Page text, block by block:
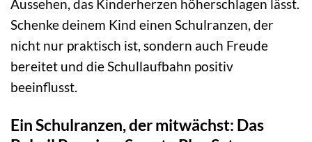
Aussehen, das Kinderherzen höherschlagen lässt.
Schenke deinem Kind einen Schulranzen, der
nicht nur praktisch ist, sondern auch Freude
bereitet und die Schullaufbahn positiv
beeinflusst.
Ein Schulranzen, der mitwächst: Das